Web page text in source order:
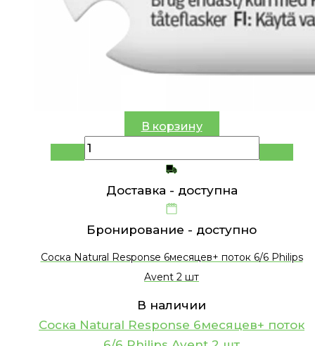
В корзину
Доставка - доступна
Бронирование - доступно
Соска Natural Response 6месяцев+ поток 6/6 Philips
Avent 2 шт
В наличии
Соска Natural Response 6месяцев+ поток